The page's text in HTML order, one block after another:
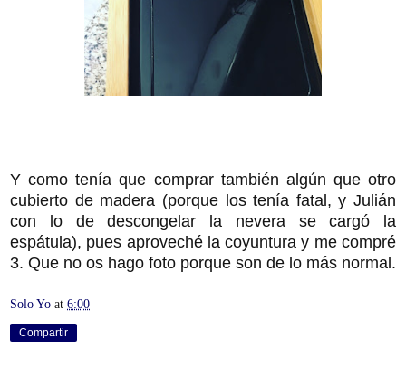
Y como tenía que comprar también algún que otro
cubierto de madera (porque los tenía fatal, y Julián
con lo de descongelar la nevera se cargó la
espátula), pues aproveché la coyuntura y me compré
3. Que no os hago foto porque son de lo más normal.
Solo Yo at 6:00
Compartir